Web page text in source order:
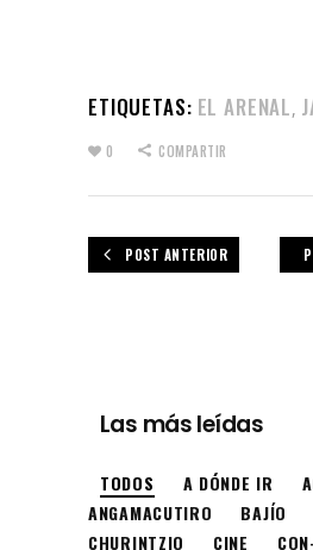
ETIQUETAS: EL ARENAL,
0 COMPARTIR
POST ANTERIOR
Las más leídas
TODOS A DÓNDE IR
ANGAMACUTIRO
BAJÍO
CHURINTZIO
CINE